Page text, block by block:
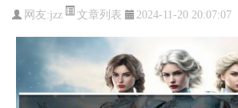
网友:jzz 文章列表 2024-11-20 20:07:07